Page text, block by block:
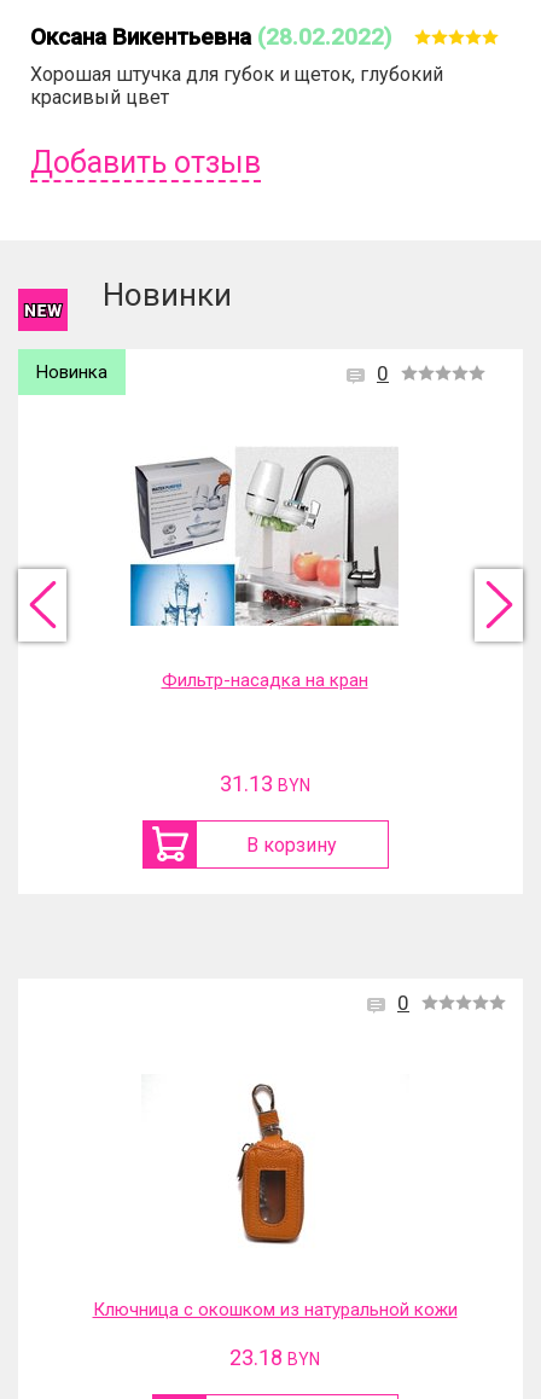
Оксана Викентьевна (28.02.2022)
Хорошая штучка для губок и щеток, глубокий
красивый цвет
Добавить отзыв
Новинки
0
Новинка
Фильтр-насадка на кран
31.13 BYN
В корзину
0
Ключница с окошком из натуральной кожи
23.18 BYN